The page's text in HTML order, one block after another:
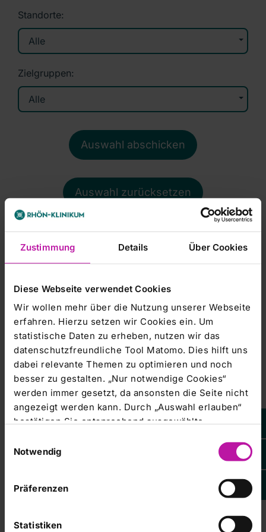
Zustimmung Details Über Cookies
Diese Webseite verwendet Cookies
Wir wollen mehr über die Nutzung unserer Webseite
erfahren. Hierzu setzen wir Cookies ein. Um
statistische Daten zu erheben, nutzen wir das
datenschutzfreundliche Tool Matomo. Dies hilft uns
dabei relevante Themen zu optimieren und noch
besser zu gestalten. „Nur notwendige Cookies“
werden immer gesetzt, da ansonsten die Seite nicht
angezeigt werden kann. Durch „Auswahl erlauben“
bestätigen Sie entsprechend ausgewählte
erlauben Sie alle eingesetzten Cookies. Sie können
Ihre
Einstellungen anpassen. Weitere Informationen
finden Sie auch in unserer
Datenschutzerklärung
Notwendig
Präferenzen
Statistiken
Standorte:
Alle
Zielgruppen:
Alle
Auswahl zurücksetzen
8. Kardio Intermezzo
vorherige 1 2 3 4 5
August 2026
Mo
Di Mi Do Fr Sa
1
2
3 4 5 6 7
15
22
23
29